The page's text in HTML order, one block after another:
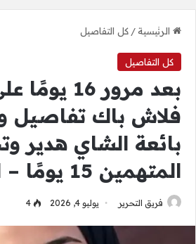
الرئيسية/ كل التفاصيل
كل التفاصيل
بعد مرور 16
فلاش باك تفاصيل
بائعة الشاي هدير
المتهمين 15 يومًا – الأخبار
فريق التحرير يوليو 4, 2026 4